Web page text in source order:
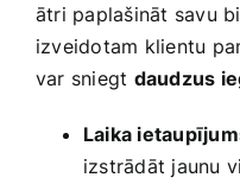
ātri ​paplašināt savu
izveidotam klientu
var sniegt daudzus
Laika
izstrādāt jaunu